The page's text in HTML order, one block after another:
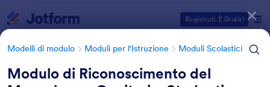
Registrati. È Gratis!
Modelli di modulo Moduli per l'Istruzione Moduli Scolastici
Modulo di Riconoscimento del